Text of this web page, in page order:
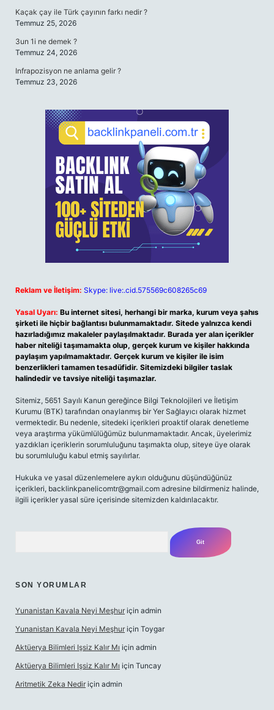
Kaçak çay ile Türk çayının farkı nedir ?
Temmuz 25, 2026
3un 1i ne demek ?
Temmuz 24, 2026
Infrapozisyon ne anlama gelir ?
Temmuz 23, 2026
Reklam ve İletişim: Skype: live:.cid.575569c608265c69
Yasal Uyarı: Bu internet sitesi, herhangi bir marka, kurum veya şahıs
şirketi ile hiçbir bağlantısı bulunmamaktadır. Sitede yalnızca kendi
hazırladığımız makaleler paylaşılmaktadır. Burada yer alan içerikler
haber niteliği taşımamakta olup, gerçek kurum ve kişiler hakkında
paylaşım yapılmamaktadır. Gerçek kurum ve kişiler ile isim
benzerlikleri tamamen tesadüfidir. Sitemizdeki bilgiler taslak
halindedir ve tavsiye niteliği taşımazlar.
Sitemiz, 5651 Sayılı Kanun gereğince Bilgi Teknolojileri ve İletişim
Kurumu (BTK) tarafından onaylanmış bir Yer Sağlayıcı olarak hizmet
vermektedir. Bu nedenle, sitedeki içerikleri proaktif olarak denetleme
veya araştırma yükümlülüğümüz bulunmamaktadır. Ancak, üyelerimiz
yazdıkları içeriklerin sorumluluğunu taşımakta olup, siteye üye olarak
bu sorumluluğu kabul etmiş sayılırlar.
Hukuka ve yasal düzenlemelere aykırı olduğunu düşündüğünüz
içerikleri, backlinkpanelicomtr@gmail.com adresine bildirmeniz halinde,
ilgili içerikler yasal süre içerisinde sitemizden kaldırılacaktır.
SON YORUMLAR
Yunanistan Kavala Neyi Meşhur için admin
Yunanistan Kavala Neyi Meşhur için Toygar
Aktüerya Bilimleri Işsiz Kalır Mı için admin
Aktüerya Bilimleri Işsiz Kalır Mı için Tuncay
Aritmetik Zeka Nedir için admin